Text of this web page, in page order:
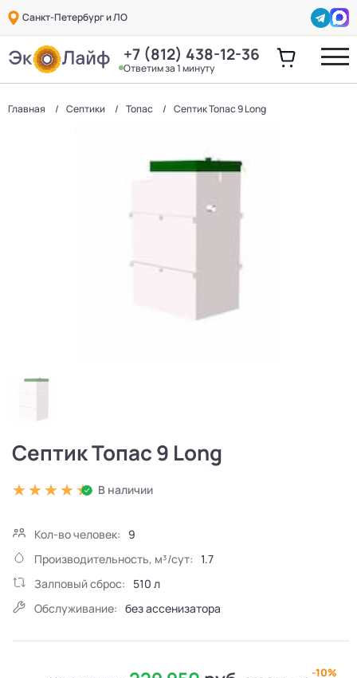
Санкт-Петербург и ЛО
+7 (812) 438-12-36
Ответим за 1 минуту
Главная Септики Топас Септик Топас 9 Long
Септик Топас 9 Long
В наличии
Кол-во человек:
9
Производительность, м³/сут: 1.7
Залповый сброс:
510 л
Обслуживание: без ассенизатора
-10%